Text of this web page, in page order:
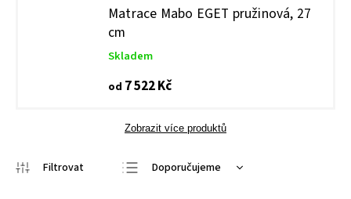
Matrace Mabo EGET pružinová, 27
cm
Skladem
od 7 522 Kč
Zobrazit více produktů
Doporučujeme